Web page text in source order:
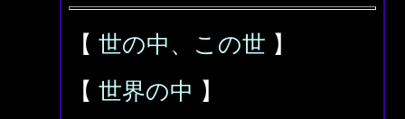
【 世の中、この世 】
【 世界の中 】